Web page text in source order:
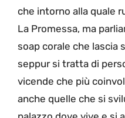
che intorno alla quale
La Promessa, ma
soap corale che lascia
seppur si tratta di
vicende che più
anche quelle che si